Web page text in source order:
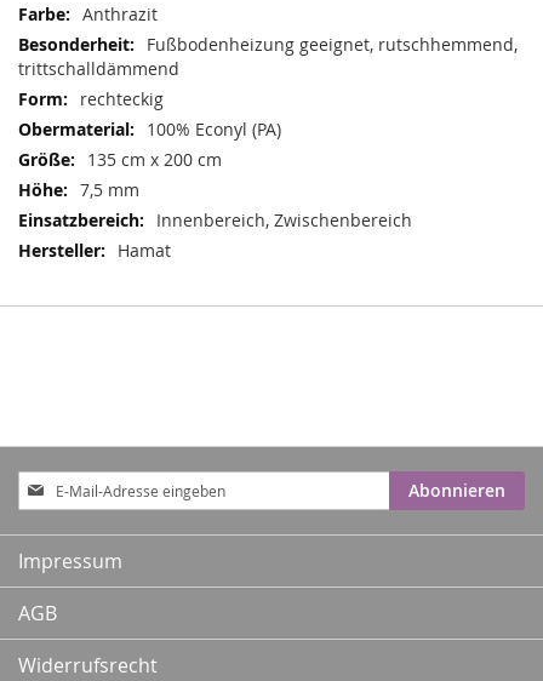
Mehr
Informationen
Anthrazit
Fußbodenheizung geeignet, rutschhemmend,
trittschalldämmend
rechteckig
100% Econyl (PA)
135 cm x 200 cm
7,5 mm
Innenbereich, Zwischenbereich
Hamat
Anmeldung
zum
Newsletter:
Abonnieren
Impressum
AGB
Widerrufsrecht